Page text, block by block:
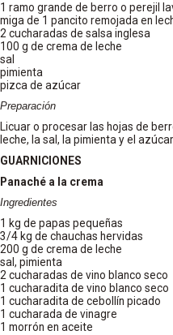
1 ramo grande de berro o perejil
miga de 1 pancito remojada en
2 cucharadas de salsa inglesa
100 g de crema de leche
sal
pimienta
pizca de azúcar
Preparación
Licuar o procesar las hojas de
leche, la sal, la pimienta y el
GUARNICIONES
Panaché a la crema
Ingredientes
1 kg de papas pequeñas
3/4 kg de chauchas hervidas
200 g de crema de leche
sal, pimienta
2 cucharadas de vino blanco seco
1 cucharadita de vino blanco seco
1 cucharadita de cebollín picado
1 cucharada de vinagre
1 morrón en aceite